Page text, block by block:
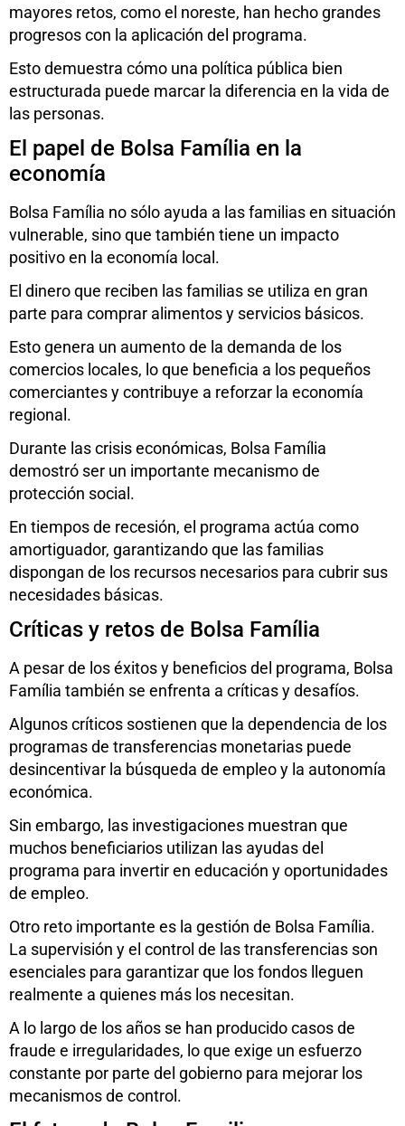
mayores retos, como el noreste, han hecho grandes
progresos con la aplicación del programa.
Esto demuestra cómo una política pública bien
estructurada puede marcar la diferencia en la vida de
las personas.
El papel de Bolsa Família en la
economía
Bolsa Família no sólo ayuda a las familias en situación
vulnerable, sino que también tiene un impacto
positivo en la economía local.
El dinero que reciben las familias se utiliza en gran
parte para comprar alimentos y servicios básicos.
Esto genera un aumento de la demanda de los
comercios locales, lo que beneficia a los pequeños
comerciantes y contribuye a reforzar la economía
regional.
Durante las crisis económicas, Bolsa Família
demostró ser un importante mecanismo de
protección social.
En tiempos de recesión, el programa actúa como
amortiguador, garantizando que las familias
dispongan de los recursos necesarios para cubrir sus
necesidades básicas.
Críticas y retos de Bolsa Família
A pesar de los éxitos y beneficios del programa, Bolsa
Família también se enfrenta a críticas y desafíos.
Algunos críticos sostienen que la dependencia de los
programas de transferencias monetarias puede
desincentivar la búsqueda de empleo y la autonomía
económica.
Sin embargo, las investigaciones muestran que
muchos beneficiarios utilizan las ayudas del
programa para invertir en educación y oportunidades
de empleo.
Otro reto importante es la gestión de Bolsa Família.
La supervisión y el control de las transferencias son
esenciales para garantizar que los fondos lleguen
realmente a quienes más los necesitan.
A lo largo de los años se han producido casos de
fraude e irregularidades, lo que exige un esfuerzo
constante por parte del gobierno para mejorar los
mecanismos de control.